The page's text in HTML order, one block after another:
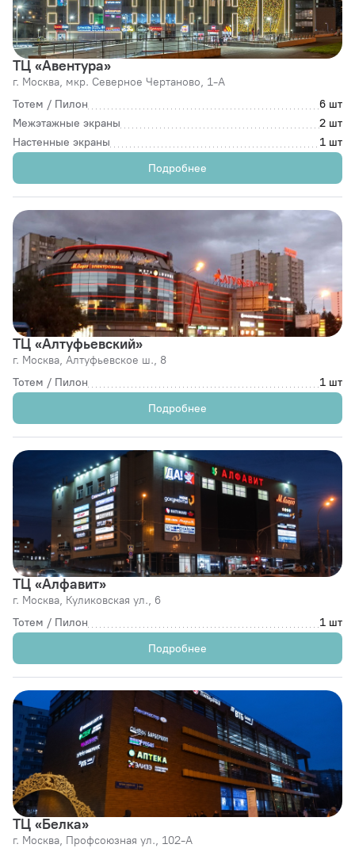
ТЦ «Авентура»
г. Москва, мкр. Северное Чертаново, 1-А
Тотем / Пилон
6 шт
Межэтажные экраны
2 шт
Настенные экраны
1 шт
Подробнее
ТЦ «Алтуфьевский»
г. Москва, Алтуфьевское ш., 8
Тотем / Пилон
1 шт
Подробнее
ТЦ «Алфавит»
г. Москва, Куликовская ул., 6
Тотем / Пилон
1 шт
Подробнее
ТЦ «Белка»
г. Москва, Профсоюзная ул., 102-А